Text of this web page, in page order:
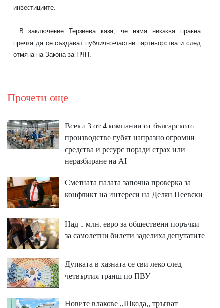
инвестициите.
В заключение Терзиева каза, че няма никаква правна
пречка да се създават публично-частни партньорства и след
отмяна на Закона за ПЧП.
Прочети още
Всеки 3 от 4 компании от българското
производство губят напразно огромни
средства и ресурс поради страх или
неразбиране на AI
Сметната палата започна проверка за
конфликт на интереси на Делян Пеевски
Над 1 млн. евро за обществени поръчки
за самолетни билети заделиха депутатите
Дупката в хазната се сви леко след
четвъртия транш по ПВУ
Новите влакове ,,Шкода,, тръгват